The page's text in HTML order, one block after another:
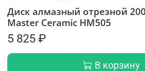
Диск алмазный отрезной
Master Сeramic HM505
5 825 ₽
В корзину